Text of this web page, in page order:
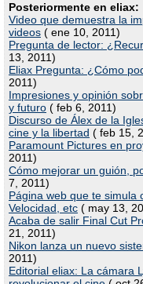
Posteriormente en eliax:
Video que demuestra la
videos ( ene 10, 2011)
Pregunta de lector:
13, 2011)
Eliax Pregunta: ¿Cómo
2011)
Impresiones y opinión
y futuro ( feb 6, 2011)
Discurso de Álex de la
cine y la libertad ( feb 15,
Paramount Pictures en
2011)
Cómo mejorar un guión,
7, 2011)
Página web que te simula
Velocidad, etc ( may 13,
Acaba de salir Final Cut
21, 2011)
Nikon lanza un nuevo
2011)
Editorial eliax: La cámara